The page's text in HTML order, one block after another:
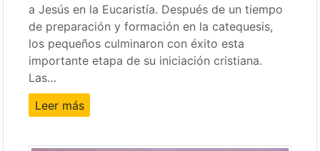
a Jesús en la Eucaristía. Después de un tiempo
de preparación y formación en la catequesis,
los pequeños culminaron con éxito esta
importante etapa de su iniciación cristiana.
Las…
Leer más